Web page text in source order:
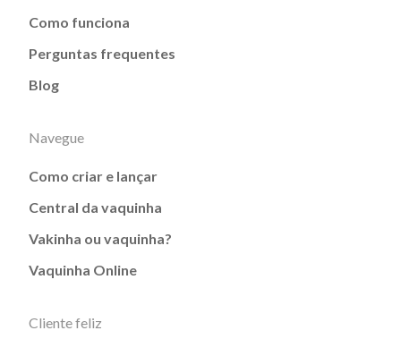
Como funciona
Perguntas frequentes
Blog
Navegue
Como criar e lançar
Central da vaquinha
Vakinha ou vaquinha?
Vaquinha Online
Cliente feliz